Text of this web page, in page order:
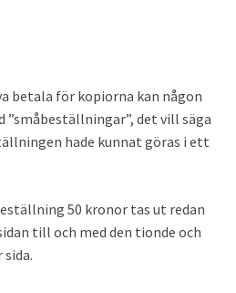
betala för kopiorna kan någon
det vill säga
hade kunnat göras i ett
50 kronor tas ut redan
till och med den tionde och